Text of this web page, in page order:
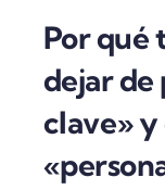
Por qué
dejar de
clave» y